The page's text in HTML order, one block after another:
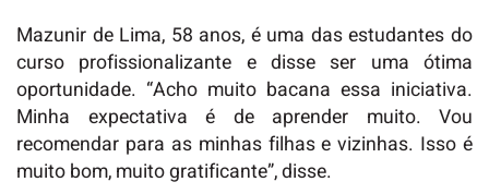
Mazunir de Lima, 58 anos, é uma das estudantes do
curso profissionalizante e disse ser uma ótima
oportunidade. “Acho muito bacana essa iniciativa.
Minha expectativa é de aprender muito. Vou
recomendar para as minhas filhas e vizinhas. Isso é
muito bom, muito gratificante”, disse.